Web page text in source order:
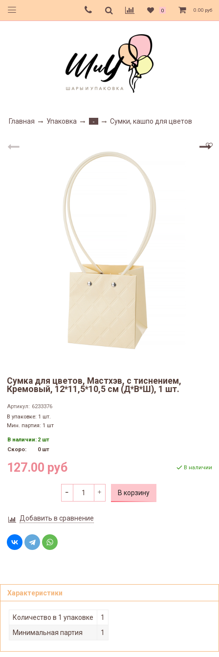
0 0.00 руб
Главная Упаковка - Сумки, кашпо для цветов
Сумка для цветов, Мастхэв, с тиснением,
Кремовый, 12*11,5*10,5 см (Д*В*Ш), 1 шт.
Артикул: 6233376
В упаковке: 1 шт.
Мин. партия: 1 шт
В наличии: 2 шт
Скоро:
0 шт
127.00 руб В наличии
В корзину
Добавить в сравнение
Характеристики
Количество в 1 упаковке
1
Минимальная партия
1